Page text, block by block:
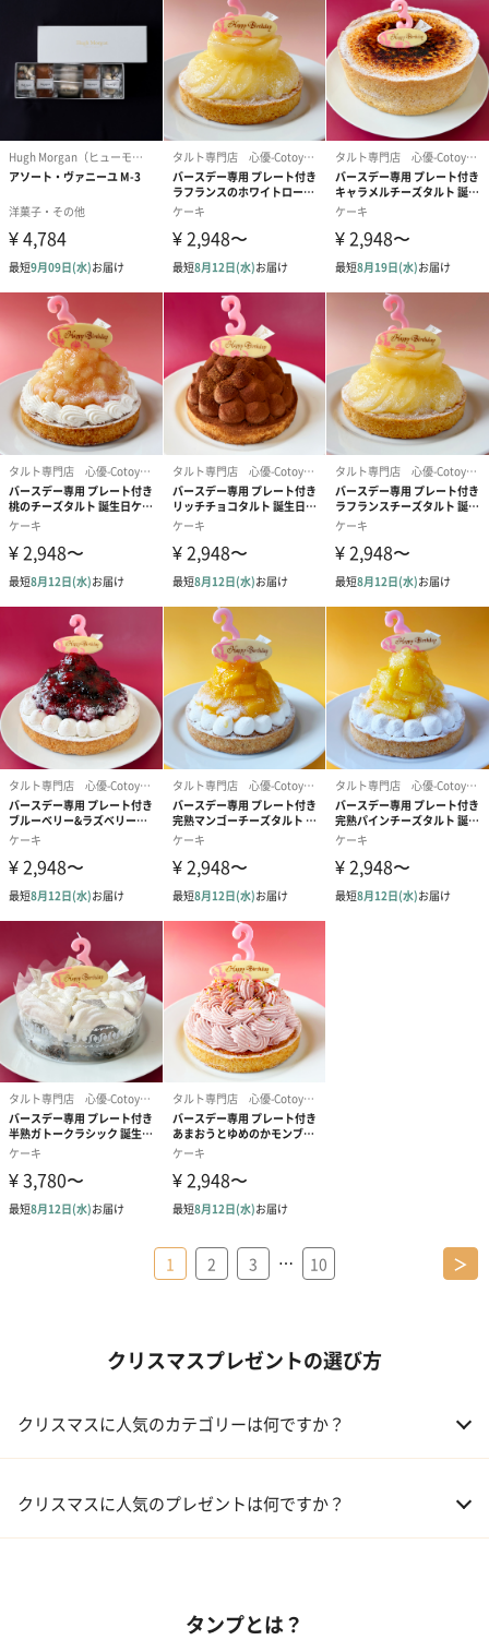
1 2 3 … 10 ＞
クリスマスプレゼントの選び方
クリスマスに人気のカテゴリーは何ですか？
02 ファッション小物
クリスマスに人気のプレゼントは何ですか？
タンプとは？